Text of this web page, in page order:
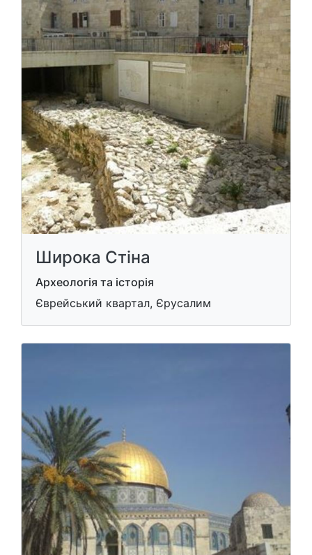
Широка Стіна
Археологія та історія
Єврейський квартал, Єрусалим